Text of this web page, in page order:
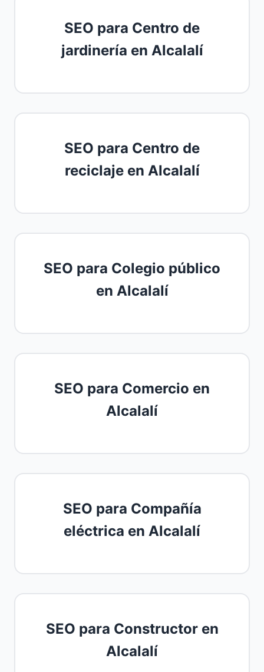
SEO para Centro de
jardinería en Alcalalí
SEO para Centro de
reciclaje en Alcalalí
SEO para Colegio público
en Alcalalí
SEO para Comercio en
Alcalalí
SEO para Compañía
eléctrica en Alcalalí
SEO para Constructor en
Alcalalí